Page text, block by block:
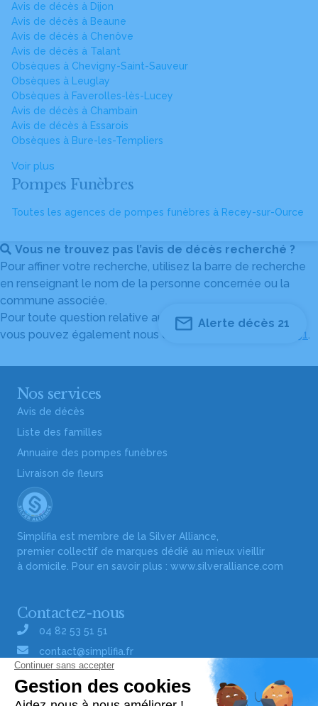
Avis de décès à Dijon
Avis de décès à Beaune
Avis de décès à Chenôve
Avis de décès à Talant
Obsèques à Chevigny-Saint-Sauveur
Obsèques à Leuglay
Obsèques à Faverolles-lès-Lucey
Avis de décès à Chambain
Avis de décès à Essarois
Obsèques à Bure-les-Templiers
Voir plus
Pompes Funèbres
Toutes les agences de pompes funèbres à Recey-sur-Ource
Vous ne trouvez pas l’avis de décès recherché ?
Pour affiner votre recherche, utilisez la barre de recherche
en renseignant le nom de la personne concernée ou la
commune associée.
Pour toute question relative au fonctionnement du site,
vous pouvez également nous contacter au
04 82 53 51 51.
Alerte décès 21
Nos services
Avis de décès
Liste des familles
Annuaire des pompes funèbres
Livraison de fleurs
Simplifia est membre de la Silver Alliance,
premier collectif de marques dédié au mieux vieillir
à domicile. Pour en savoir plus : www.silveralliance.com
Contactez-nous
04 82 53 51 51
contact@simplifia.fr
Réseaux sociaux